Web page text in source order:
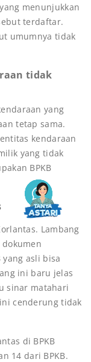
menunjukkan
terdaftar.
umumnya tidak
tidak
yang
tetap sama.
kendaraan
yang tidak
BPKB
Lambang
yang asli bisa
ini baru jelas
sinar matahari
cenderung tidak
di BPKB
14 dari BPKB.